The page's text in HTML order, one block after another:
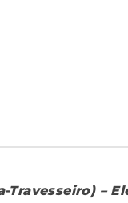
Travesseiro) –